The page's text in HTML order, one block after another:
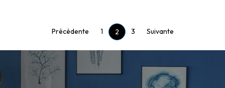
Précédente 1 2 3 Suivante